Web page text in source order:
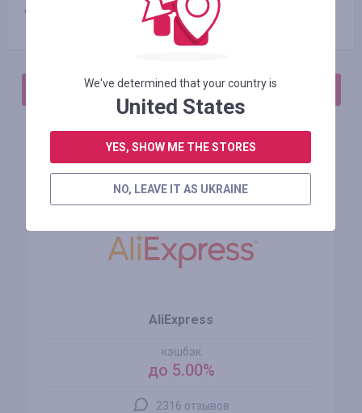
ekonomicznym środkiem transportu, na miarę XXI wieku.
АВТОРИЗИРУЙТЕСЬ, ЧТОБЫ ОСТАВИТЬ ОТЗЫВ
Похожие магазины
AliExpress
кэшбэк
до 5.00%
2316 отзывов
We've determined that your country is
United States
YES, SHOW ME THE STORES
NO, LEAVE IT AS UKRAINE